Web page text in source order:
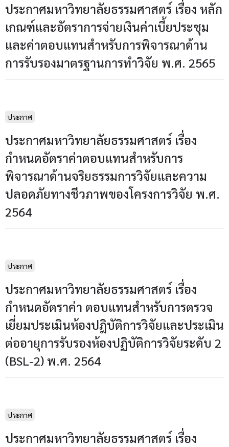
ประกาศมหาวิทยาลัยธรรมศาสตร์ เรื่อง หลัก
เกณฑ์และอัตราการจ่ายเงินค่าเบี้ยประชุม
และค่าตอบแทนสำหรับการพิจารณาด้าน
การรับรองมาตรฐานการทำวิจัย พ.ศ. 2565
ประกาศ
ประกาศมหาวิทยาลัยธรรมศาสตร์ เรื่อง
กำหนดอัตราค่าตอบแทนสำหรับการ
พิจารณาด้านจริยธรรมการวิจัยและความ
ปลอดภัยทางชีวภาพของโครงการวิจัย พ.ศ.
2564
ประกาศ
ประกาศมหาวิทยาลัยธรรมศาสตร์ เรื่อง
กำหนดอัตราค่า ตอบแทนสำหรับการตรวจ
เยี่ยมประเมินห้องปฎิบัติการวิจัยและประเมิน
ต่ออายุการรับรองห้องปฏิบัติการวิจัยระดับ 2
(BSL-2) พ.ศ. 2564
ประกาศ
ประกาศมหาวิทยาลัยธรรมศาสตร์ เรื่อง